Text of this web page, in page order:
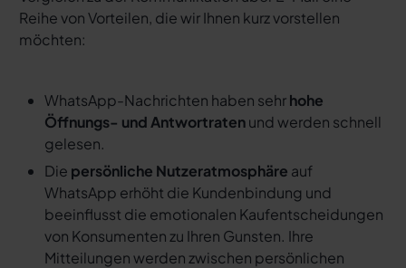
Reihe von Vorteilen, die wir Ihnen kurz vorstellen
möchten:
WhatsApp-Nachrichten haben sehrhohe
Öffnungs- und Antwortratenund werden schnell
gelesen.
Die persönliche Nutzeratmosphäre auf
WhatsApp erhöht die Kundenbindung und
beeinflusst die emotionalen Kaufentscheidungen
von Konsumenten zu Ihren Gunsten. Ihre
Mitteilungen werden zwischen persönlichen